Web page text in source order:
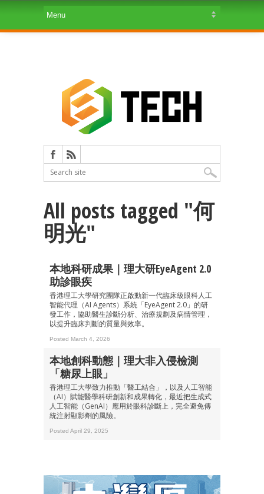
All posts tagged "何
明光"
本地科研成果｜理大研EyeAgent 2.0
助診眼疾
香港理工大學研究團隊正啟動新一代臨床級眼科人工
智能代理（AI Agents）系統「EyeAgent 2.0」的研
發工作，協助醫生診斷分析、治療規劃及病情管理，
以提升臨床判斷的質量與效率。
Posted March 4, 2026
本地創科動態｜理大非入侵檢測
「糖尿上眼」
香港理工大學致力推動「醫工結合」，以及人工智能
（AI）賦能醫學科研創新和成果轉化，最近把生成式
人工智能（GenAI）應用於眼科診斷上，完全避免傳
統注射顯影劑的風險。
Posted April 29, 2025